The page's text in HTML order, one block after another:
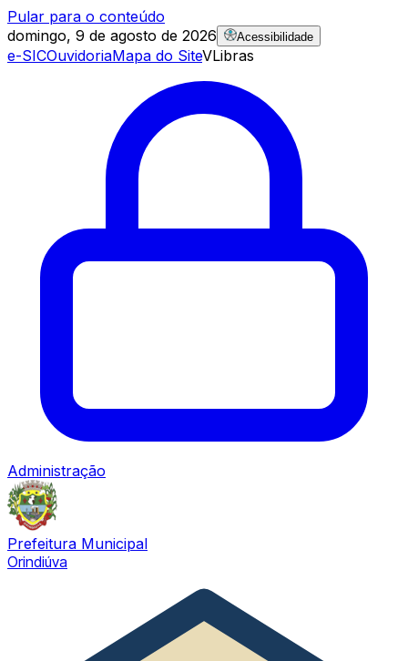
Pular para o conteúdo
domingo, 9 de agosto de 2026
Acessibilidade
e-SICOuvidoriaMapa do SiteVLibras
Administração
Prefeitura Municipal
Orindiúva